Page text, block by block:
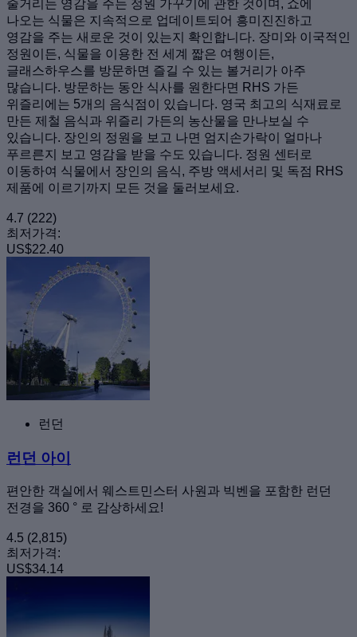
줄거리는 영감을 주는 정원 가꾸기에 관한 것이며, 쇼에
나오는 식물은 지속적으로 업데이트되어 흥미진진하고
영감을 주는 새로운 것이 있는지 확인합니다. 장미와 이국적인
정원이든, 식물을 이용한 전 세계 짧은 여행이든,
글래스하우스를 방문하면 즐길 수 있는 볼거리가 아주
많습니다. 방문하는 동안 식사를 원한다면 RHS 가든
위즐리에는 5개의 음식점이 있습니다. 영국 최고의 식재료로
만든 제철 음식과 위즐리 가든의 농산물을 만나보실 수
있습니다. 장인의 정원을 보고 나면 엄지손가락이 얼마나
푸르른지 보고 영감을 받을 수도 있습니다. 정원 센터로
이동하여 식물에서 장인의 음식, 주방 액세서리 및 독점 RHS
제품에 이르기까지 모든 것을 둘러보세요.
4.7 (222)
최저가격:
US$22.40
런던
런던 아이
편안한 객실에서 웨스트민스터 사원과 빅벤을 포함한 런던
전경을 360 ° 로 감상하세요!
4.5 (2,815)
최저가격:
US$34.14